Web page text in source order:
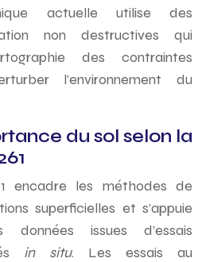
actuelle utilise des
non destructives qui
des contraintes
l’environnement du
du sol selon la
encadre les méthodes de
superficielles et s’appuie
issues d’essais
in situ. Les essais au